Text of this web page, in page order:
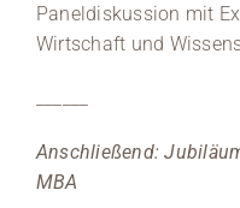
Paneldiskussion mit
Wirtschaft und
Anschließend:
MBA